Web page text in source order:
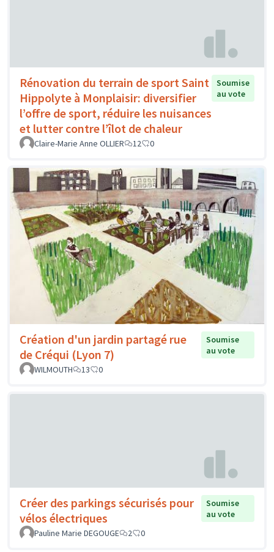
Rénovation du terrain de sport Saint
Hippolyte à Monplaisir: diversifier
l’offre de sport, réduire les nuisances
et lutter contre l’îlot de chaleur
Soumise
au vote
Claire-Marie Anne OLLIER 12 0
Création d'un jardin partagé rue
de Créqui (Lyon 7)
Soumise
au vote
WILMOUTH
13 0
Créer des parkings sécurisés pour
vélos électriques
Soumise
au vote
Pauline Marie DEGOUGE
2 0